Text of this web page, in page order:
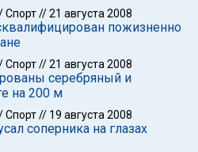
Спорт//21 августа 2008
пожизненно
Спорт//21 августа 2008
серебряный и
на 200 м
Спорт// 19 августа 2008
соперника на глазах